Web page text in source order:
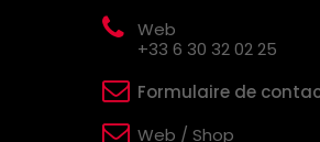
Web
+33 6 30 32 02 25
Formulaire de
Web / Shop